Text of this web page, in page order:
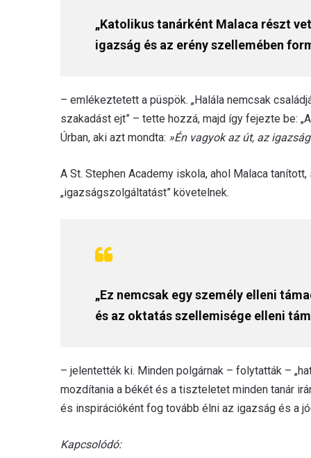
„Katolikus tanárként Malaca részt
igazság és az erény szellemében
– emlékeztetett a püspök. „Halála nemcsak
szakadást ejt” – tette hozzá, majd így fejezte be:
Úrban, aki azt mondta: »Én vagyok az út, az
A St. Stephen Academy iskola, ahol Malaca
„igazságszolgáltatást” követelnek.
„Ez nemcsak egy személy elleni
és az oktatás szellemisége elleni
– jelentették ki. Minden polgárnak – folytatták –
mozdítania a békét és a tiszteletet minden tanár
és inspirációként fog tovább élni az igazság és a
Kapcsolódó: